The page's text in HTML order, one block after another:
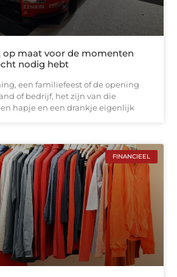
maat voor de momenten
nodig hebt
een familiefeest of de opening
of bedrijf, het zijn van die
hapje en een drankje eigenlijk
FINANCIEEL